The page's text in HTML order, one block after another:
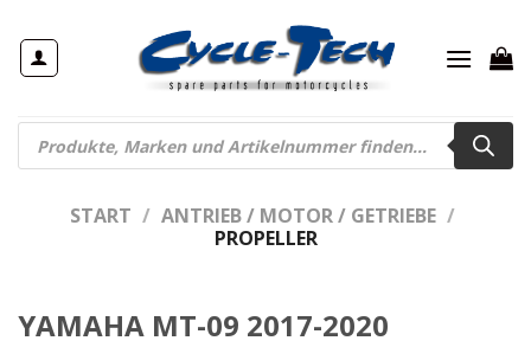
Inhalt
springen
Products
search
START / ANTRIEB / MOTOR / GETRIEBE /
PROPELLER
YAMAHA MT-09 2017-2020